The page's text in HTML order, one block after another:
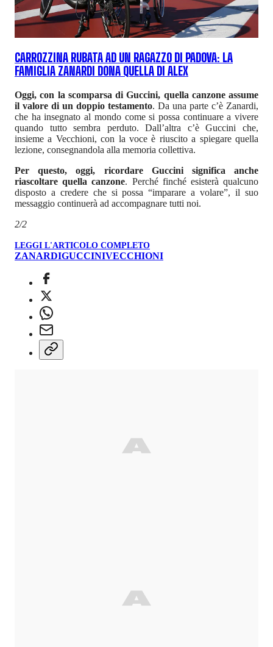
CARROZZINA RUBATA AD UN RAGAZZO DI PADOVA: LA
FAMIGLIA ZANARDI DONA QUELLA DI ALEX
Oggi, con la scomparsa di Guccini, quella canzone assume
il valore di un doppio testamento. Da una parte c’è Zanardi,
che ha insegnato al mondo come si possa continuare a vivere
quando tutto sembra perduto. Dall’altra c’è Guccini che,
insieme a Vecchioni, con la voce è riuscito a spiegare quella
lezione, consegnandola alla memoria collettiva.
Per questo, oggi, ricordare Guccini significa anche
riascoltare quella canzone. Perché finché esisterà qualcuno
disposto a credere che si possa “imparare a volare”, il suo
messaggio continuerà ad accompagnare tutti noi.
2/2
LEGGI L'ARTICOLO COMPLETO
ZANARDIGUCCINIVECCHIONI